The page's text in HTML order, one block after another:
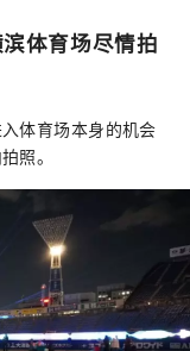
体育场尽情拍
体育场本身的机会
照。